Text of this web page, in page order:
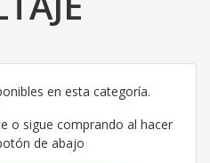
en esta categoría.
o sigue comprando al hacer
de abajo